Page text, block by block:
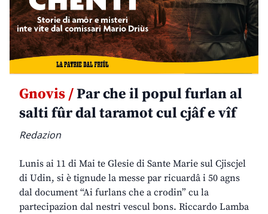
Gnovis /Par che il popul furlan al
salti fûr dal taramot cul cjâf e vîf
Redazion
Lunis ai 11 di Mai te Glesie di Sante Marie sul Cjiscjel
di Udin, si è tignude la messe par ricuardâ i 50 agns
dal document “Ai furlans che a crodin” cu la
partecipazion dal nestri vescul bons. Riccardo Lamba